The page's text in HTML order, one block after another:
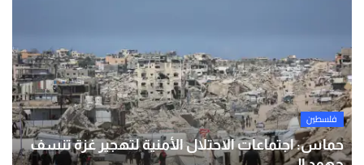
فلسطين
حماس: اجتماعات الاحتلال الأمنية لتهجير غزة تنسف